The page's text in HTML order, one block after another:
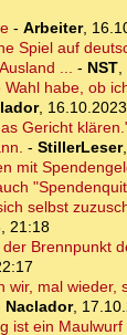
- Arbeiter,
Spiel auf
... - NST,
Wahl habe, ob
,
Gericht
- StillerLeser,
mit
selbst
21:18
Brennpunkt
wir, mal wieder,
Naclador,
ist ein